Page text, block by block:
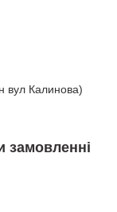
вул Калинова)